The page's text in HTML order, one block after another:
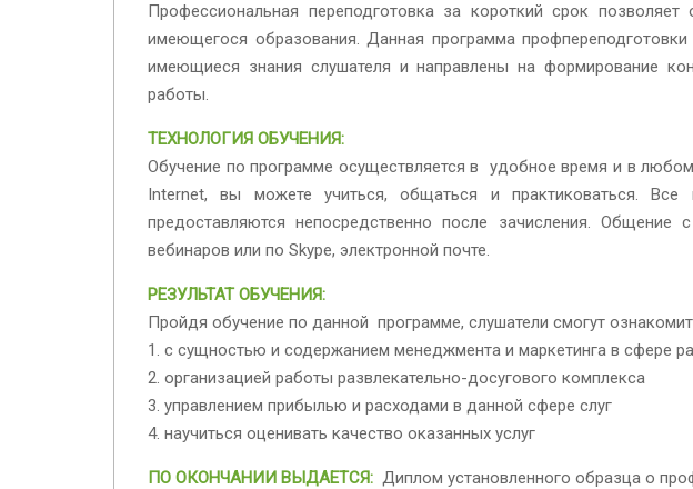
Профессиональная переподготовка за короткий срок
имеющегося образования. Данная программа
имеющиеся знания слушателя и направлены на формирование
работы.
ТЕХНОЛОГИЯ ОБУЧЕНИЯ:
Обучение по программе осуществляется в удобное время и в
Internet, вы можете учиться, общаться и практиковаться. Все
предоставляются непосредственно после зачисления. Общение
вебинаров или по Skype, электронной почте.
РЕЗУЛЬТАТ ОБУЧЕНИЯ:
Пройдя обучение по данной программе, слушатели смогут
1. с сущностью и содержанием менеджмента и маркетинга в сфере
2. организацией работы развлекательно-досугового комплекса
3. управлением прибылью и расходами в данной сфере слуг
4. научиться оценивать качество оказанных услуг
ПО ОКОНЧАНИИ ВЫДАЕТСЯ: Диплом установленного образца о